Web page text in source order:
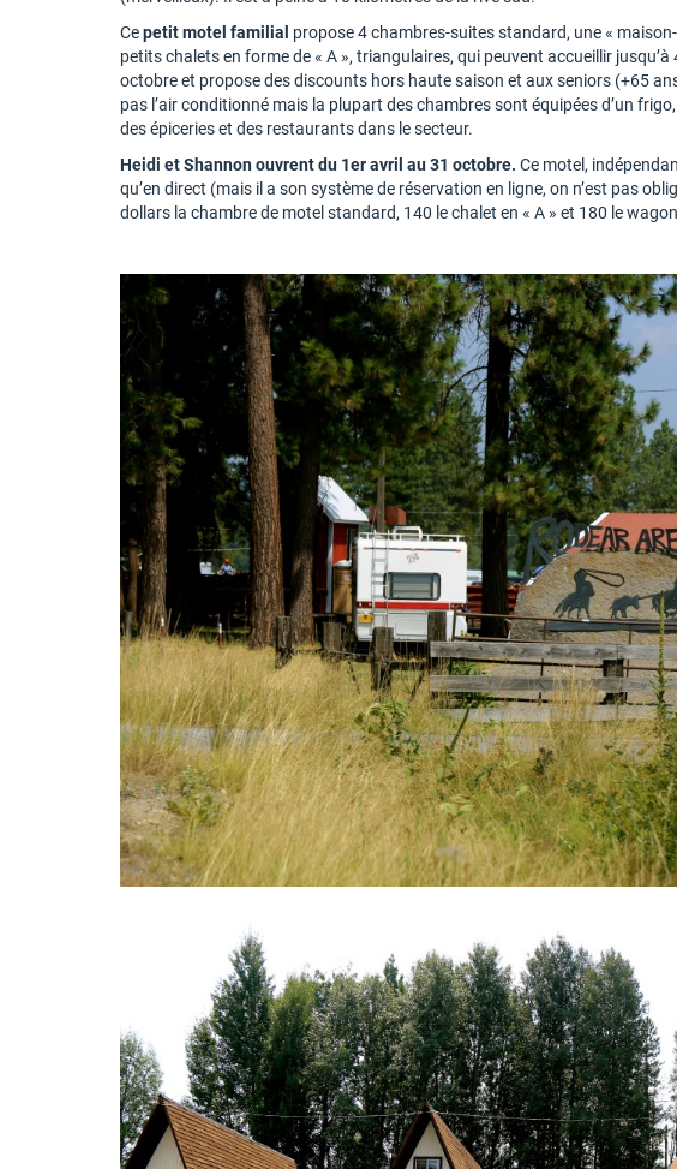
Cepetit motel familial propose 4 chambres-suites standard, une «
petits chalets en forme de « A », triangulaires, qui peuvent accueillir
octobre et propose des discounts hors haute saison et aux seniors (+65
pas l’air conditionné mais la plupart des chambres sont équipées d’un
des épiceries et des restaurants dans le secteur.
Heidi et Shannon ouvrent du 1er avril au 31 octobre. Ce motel,
qu’en direct (mais il a son système de réservation en ligne, on n’est pas
dollars la chambre de motel standard, 140 le chalet en « A » et 180 le